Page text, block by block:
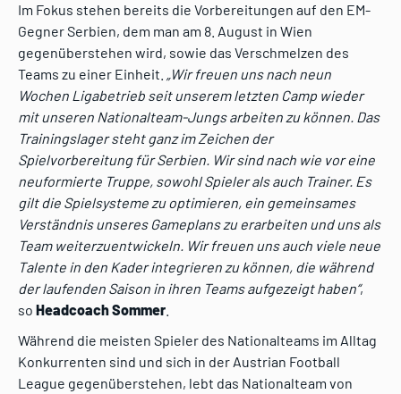
Im Fokus stehen bereits die Vorbereitungen auf den EM-
Gegner Serbien, dem man am 8. August in Wien
gegenüberstehen wird, sowie das Verschmelzen des
Teams zu einer Einheit. „Wir freuen uns nach neun
Wochen Ligabetrieb seit unserem letzten Camp wieder
mit unseren Nationalteam-Jungs arbeiten zu können. Das
Trainingslager steht ganz im Zeichen der
Spielvorbereitung für Serbien. Wir sind nach wie vor eine
neuformierte Truppe, sowohl Spieler als auch Trainer. Es
gilt die Spielsysteme zu optimieren, ein gemeinsames
Verständnis unseres Gameplans zu erarbeiten und uns als
Team weiterzuentwickeln. Wir freuen uns auch viele neue
Talente in den Kader integrieren zu können, die während
der laufenden Saison in ihren Teams aufgezeigt haben“,
so Headcoach Sommer
Während die meisten Spieler des Nationalteams im Alltag
Konkurrenten sind und sich in der Austrian Football
League gegenüberstehen, lebt das Nationalteam von